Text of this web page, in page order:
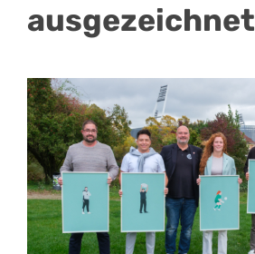
Mission Profifußball
ausgezeichnet